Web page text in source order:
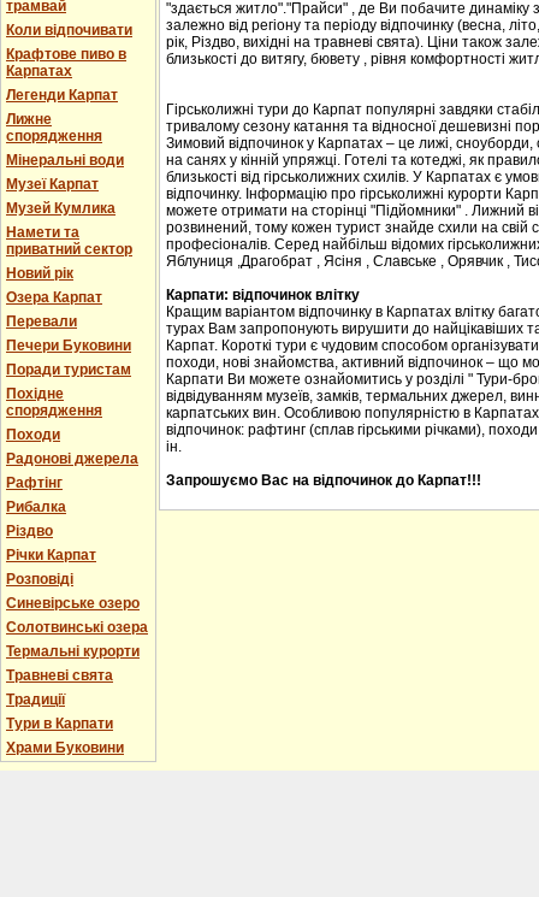
трамвай
Коли відпочивати
Крафтове пиво в
Карпатах
Легенди Карпат
Лижне
спорядження
Мінеральні води
Музеї Карпат
Музей Кумлика
Намети та
приватний сектор
Новий рік
Озера Карпат
Перевали
Печери Буковини
Поради туристам
Похідне
спорядження
Походи
Радонові джерела
Рафтінг
Рибалка
Різдво
Річки Карпат
Розповіді
Синевірське озеро
Солотвинські озера
Термальні курорти
Травневі свята
Традиції
Тури в Карпати
Храми Буковини
"здається житло"."Прайси" , де Ви побачите динаміку
залежно від регіону та періоду відпочинку (весна,
рік, Різдво, вихідні на травневі свята). Ціни також
близькості до витягу, бювету , рівня комфортності
Гірськолижні тури до Карпат популярні завдяки
тривалому сезону катання та відносної дешевизні
Зимовий відпочинок у Карпатах – це лижі, сноуборди,
на санях у кінній упряжці. Готелі та котеджі, як
близькості від гірськолижних схилів. У Карпатах є
відпочинку. Інформацію про гірськолижні курорти
можете отримати на сторінці "Підйомники" . Лижний
розвинений, тому кожен турист знайде схили на свій
професіоналів. Серед найбільш відомих
Яблуниця ,Драгобрат , Ясіня , Славське , Орявчик ,
Карпати: відпочинок влітку
Кращим варіантом відпочинку в Карпатах влітку
турах Вам запропонують вирушити до найцікавіших та
Карпат. Короткі тури є чудовим способом організувати
походи, нові знайомства, активний відпочинок – що
Карпати Ви можете ознайомитись у розділі " Тури-
відвідуванням музеїв, замків, термальних джерел,
карпатських вин. Особливою популярністю в
відпочинок: рафтинг (сплав гірськими річками),
ін.
Запрошуємо Вас на відпочинок до Карпат!!!